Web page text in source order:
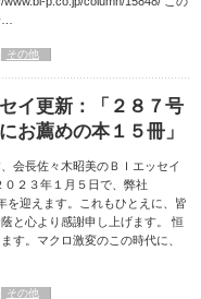
その他
イ更新：「２８７号
お薦めの本１５冊」
会長佐々木昭美のＢＩエッセイ
２３年１月５日で、弊社
を迎えます。これもひとえに、皆
と心より感謝申し上げます。 恒
す。マクロ激変のこの時代に、
その他